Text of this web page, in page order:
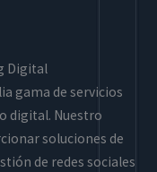
Digital
gama de servicios
digital. Nuestro
soluciones de
de redes sociales